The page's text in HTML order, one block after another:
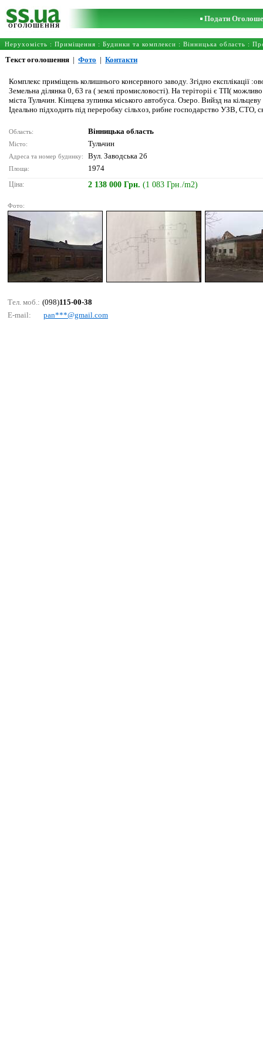
ОГОЛОШЕННЯ
Подати
Нерухомість : Приміщення : Будинки та комплекси : Вінницька область :
Текст оголошення | Фото | Контакти
Комплекс приміщень колишнього консервного заводу. Згідно експлікації
Земельна ділянка 0, 63 га ( землі промисловості). На теріторіі є ТП(
міста Тульчин. Кінцева зупинка міського автобуса. Озеро. Вийзд на
Ідеально підходить під переробку сільхоз, рибне господарство УЗВ, СТО,
Область: Вінницька область
Місто: Тульчин
Адреса та номер будинку: Вул. Заводська 2б
Площа: 1974
Ціна: 2 138 000 Грн. (1 083 Грн./m2)
Фото:
Тел. моб.: (098)115-00-38
E-mail:
раn***@gmаil.соm